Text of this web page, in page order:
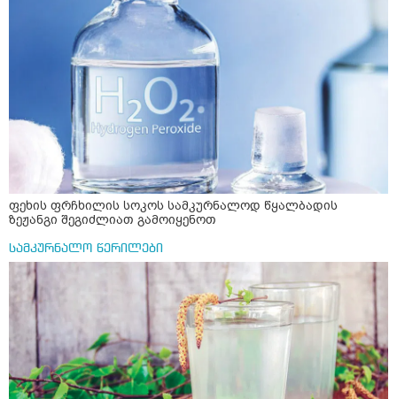
ფეხის ფრჩხილის სოკოს სამკურნალოდ წყალბადის
ზეჟანგი შეგიძლიათ გამოიყენოთ
სამკურნალო წერილები